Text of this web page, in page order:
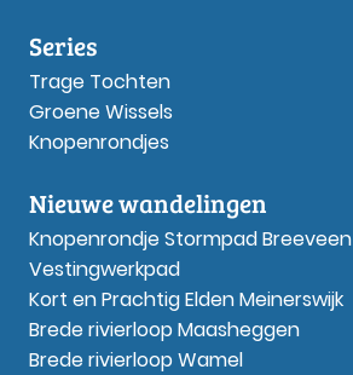
Series
Trage Tochten
Groene Wissels
Knopenrondjes
Nieuwe wandelingen
Knopenrondje Stormpad Breeveen
Vestingwerkpad
Kort en Prachtig Elden Meinerswijk
Brede rivierloop Maasheggen
Brede rivierloop Wamel